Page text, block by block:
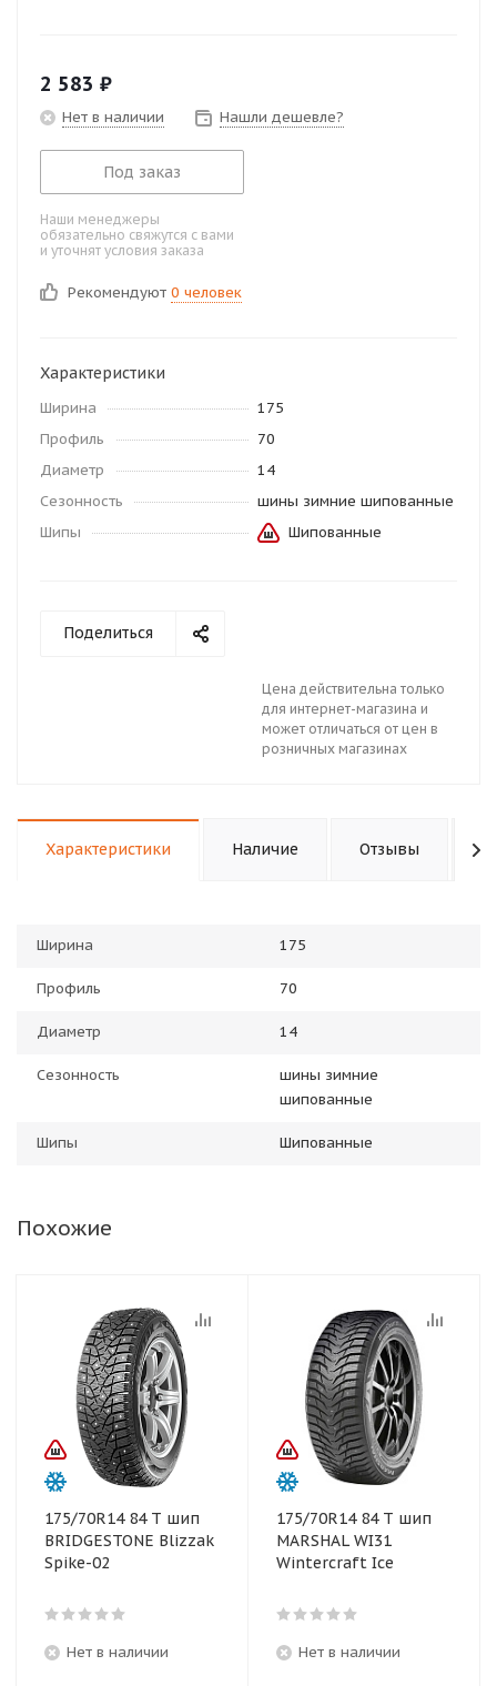
2 583 ₽
Нет в наличии Нашли дешевле?
Под заказ
Наши менеджеры
обязательно свяжутся с вами
и уточнят условия заказа
Рекомендуют 0 человек
Характеристики
Ширина
175
Профиль
70
Диаметр
14
Сезонность
шины зимние шипованные
Шипы
Шипованные
Поделиться
Цена действительна только
для интернет-магазина и
может отличаться от цен в
розничных магазинах
Характеристики Наличие Отзывы
Ширина 175
Профиль 70
Диаметр 14
Сезонность
шины зимние
шипованные
Шипы Шипованные
Похожие
175/70R14 84 T шип
BRIDGESTONE Blizzak
Spike-02
Нет в наличии
175/70R14 84 T шип
MARSHAL WI31
Wintercraft Ice
Нет в наличии